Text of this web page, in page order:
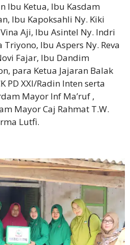
Ibu Ketua, Ibu Kasdam
Ibu Kapoksahli Ny. Kiki
Aji, Ibu Asintel Ny. Indri
Ibu Aspers Ny. Reva
Fajar, Ibu Dandim
para Ketua Jajaran Balak
PD XXI/Radin Inten serta
Mayor Inf Ma’ruf ,
Mayor Caj Rahmat T.W.
Lutfi.